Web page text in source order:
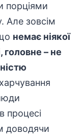
порціями
Але зовсім
немає ніякої
головне – не
процесі
доводячи